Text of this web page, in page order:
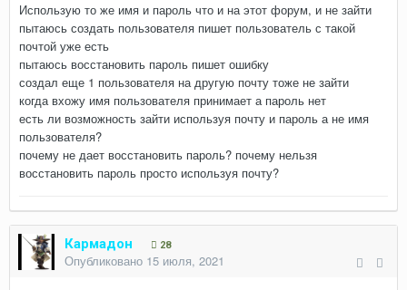
Использую то же имя и пароль что и на этот форум, и не зайти
пытаюсь создать пользователя пишет пользователь с такой
почтой уже есть
пытаюсь восстановить пароль пишет ошибку
создал еще 1 пользователя на другую почту тоже не зайти
когда вхожу имя пользователя принимает а пароль нет
есть ли возможность зайти используя почту и пароль а не имя
пользователя?
почему не дает восстановить пароль? почему нельзя
восстановить пароль просто используя почту?
Кармадон 28
Опубликовано 15 июля, 2021